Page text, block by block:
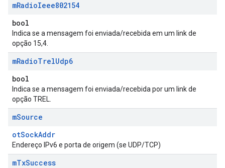
mRadioIeee802154
bool
Indica se a mensagem foi enviada/recebida em um link de
opção 15,4.
mRadioTrelUdp6
bool
Indica se a mensagem foi enviada/recebida por um link de
opção TREL.
mSource
otSockAddr
Endereço IPv6 e porta de origem (se UDP/TCP)
mTxSuccess